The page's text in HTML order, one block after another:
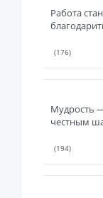
Работа
(176)
Мудрость
честным
(194)